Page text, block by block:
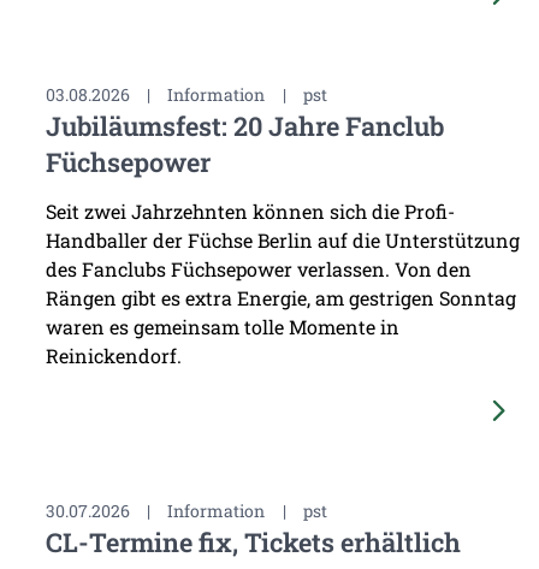
03.08.2026 | Information | pst
Jubiläumsfest: 20 Jahre Fanclub
Füchsepower
Seit zwei Jahrzehnten können sich die Profi-
Handballer der Füchse Berlin auf die Unterstützung
des Fanclubs Füchsepower verlassen. Von den
Rängen gibt es extra Energie, am gestrigen Sonntag
waren es gemeinsam tolle Momente in
Reinickendorf.
30.07.2026 | Information | pst
CL-Termine fix, Tickets erhältlich